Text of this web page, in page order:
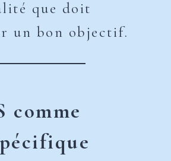
que doit
un bon objectif.
comme